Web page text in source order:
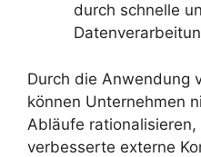
durch schnelle
Durch die Anwendung
können Unternehmen
Abläufe
verbesserte externe